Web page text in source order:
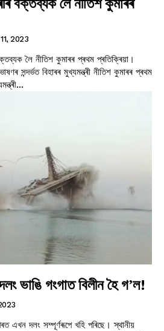
2023
লৈ নীতিশ কুমাৰৰ প্ৰথম প্ৰতিক্ৰিয়া।
ভাষণৰ সন্দৰ্ভত বিহাৰৰ মুখ্যমন্ত্ৰী নীতিশ কুমাৰৰ প্ৰথম
ভাঙি গংগাত বিলীন হৈ গ’ল!
এখন দলং সম্পূৰ্ণৰূপে খহি পৰিছে। স্থানীয়